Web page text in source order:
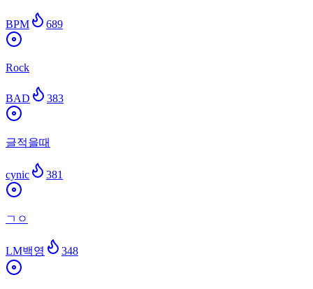
BPM 689
Rock
BAD 383
글적을때
cynic 381
ㄱㅇ
LM백영 348